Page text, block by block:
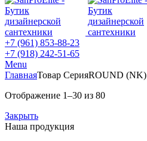
+7 (961) 853-88-23
+7 (918) 242-51-65
Menu
ГлавнаяТовар СерияROUND (NK)
Отображение 1–30 из 80
Закрыть
Наша продукция